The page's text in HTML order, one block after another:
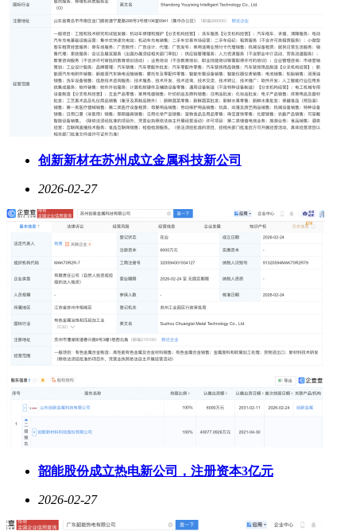
创新新材在苏州成立金属科技新公司
2026-02-27
韶能股份成立热电新公司，注册资本3亿元
2026-02-27